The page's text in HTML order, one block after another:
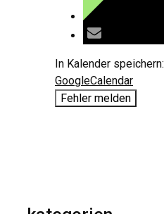
In Kalender speichern:
GoogleCalendar
Fehler melden